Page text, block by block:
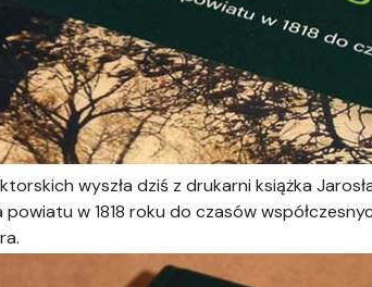
wyszła dziś z drukarni książka
w 1818 roku do czasów